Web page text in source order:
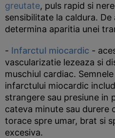
greutate, puls rapid si
sensibilitate la caldura.
determina aparitia unei
- Infarctul miocardic -
vascularizatie lezeaza si
muschiul cardiac.
infarctului miocardic
strangere sau presiune in
cateva minute sau durere
torace spre umar, brat si
excesiva.